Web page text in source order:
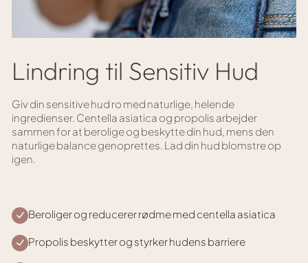
Lindring til Sensitiv Hud
Giv din sensitive hud ro med naturlige, helende
ingredienser. Centella asiatica og propolis arbejder
sammen for at berolige og beskytte din hud, mens den
naturlige balance genoprettes. Lad din hud blomstre op
igen.
Beroliger og reducerer rødme med centella asiatica
Propolis beskytter og styrker hudens barriere